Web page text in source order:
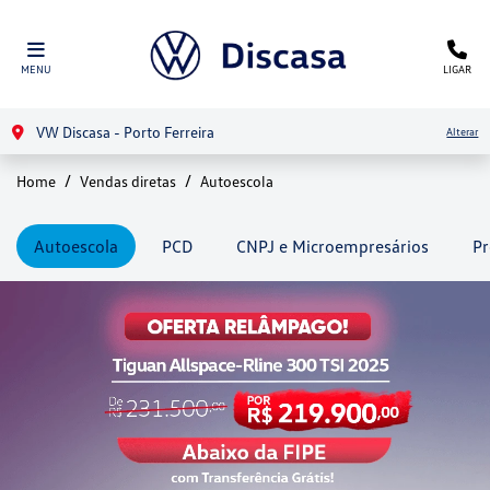
MENU LIGAR
VW Discasa - Porto Ferreira Alterar
Home Vendas diretas Autoescola
PCD CNPJ e Microempresários
Autoescola